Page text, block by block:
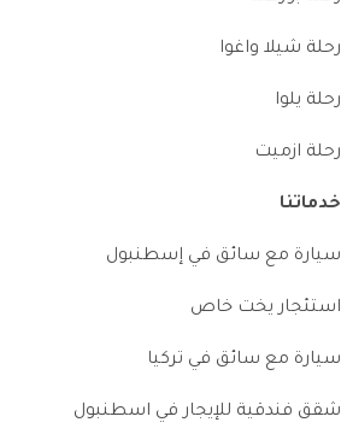
رحلة شيلا واغوا
رحلة يلوا
رحلة ازميت
خدماتنا
سيارة مع سائق في إسطنبول
استئجار يخت خاص
سيارة مع سائق في تركيا
شقق فندقية للإيجار في اسطنبول